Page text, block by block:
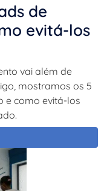
de
evitá-los
vai além de
mostramos os 5
e como evitá-los